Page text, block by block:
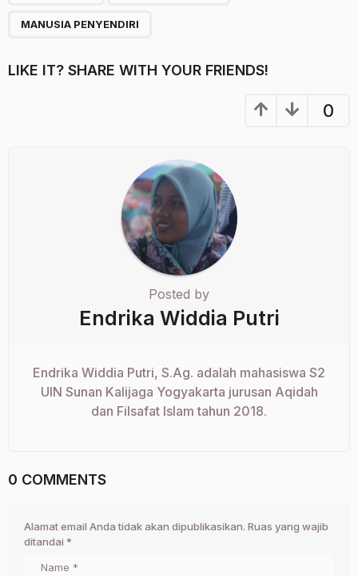
MANUSIA PENYENDIRI
LIKE IT? SHARE WITH YOUR FRIENDS!
0
Posted by
Endrika Widdia Putri
Endrika Widdia Putri, S.Ag. adalah mahasiswa S2
UIN Sunan Kalijaga Yogyakarta jurusan Aqidah
dan Filsafat Islam tahun 2018.
0 COMMENTS
Alamat email Anda tidak akan dipublikasikan. Ruas yang wajib
ditandai *